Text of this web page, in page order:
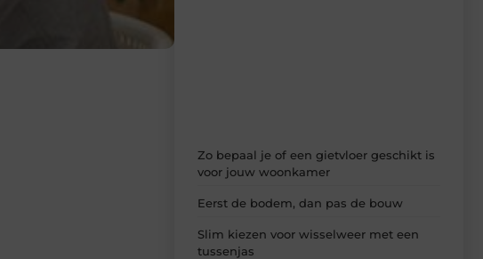
Zo bepaal je of een gietvloer geschikt is
voor jouw woonkamer
Eerst de bodem, dan pas de bouw
Slim kiezen voor wisselweer met een
tussenjas